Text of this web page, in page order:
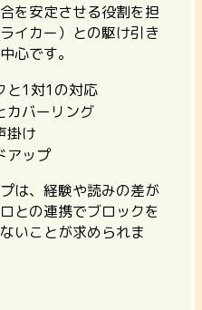
を安定させる役割を担
イカー）との駆け引き
心です。
と1対1の対応
カバーリング
掛け
アップ
は、経験や読みの差が
との連携でブロックを
いことが求められま